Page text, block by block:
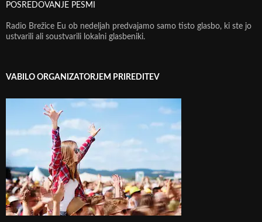
POSREDOVANJE PESMI
Radio Brežice Eu ob nedeljah predvajamo samo tisto glasbo, ki ste jo
ustvarili ali soustvarili lokalni glasbeniki.
VABILO ORGANIZATORJEM PRIREDITEV